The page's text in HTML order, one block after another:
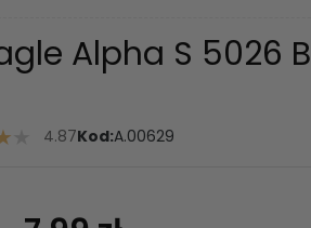
Alpha S 5026 B
4.87Kod:A.00629